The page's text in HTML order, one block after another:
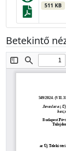
511 KB
Betekintő